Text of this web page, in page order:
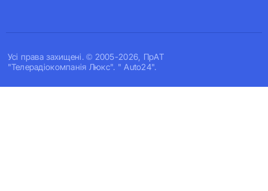
Усi права захищенi. © 2005-2026, ПрАТ
"Телерадіокомпанія Люкс". " Auto24".